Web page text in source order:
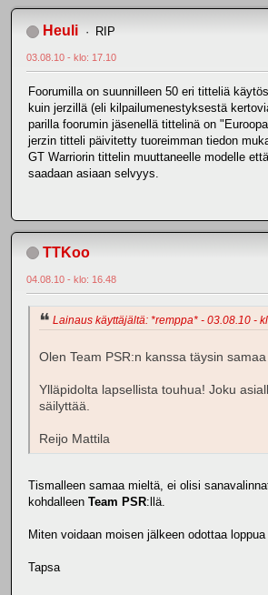
Heuli RIP
03.08.10 - klo: 17.10
Foorumilla on suunnilleen 50 eri titteliä
kuin jerzillä (eli kilpailumenestyksestä
parilla foorumin jäsenellä tittelinä on
jerzin titteli päivitetty tuoreimman tiedon
GT Warriorin tittelin muuttaneelle modelle
saadaan asiaan selvyys.
TTKoo
04.08.10 - klo: 16.48
Lainaus käyttäjältä: *remppa* - 03.08.10 -
Olen Team PSR:n kanssa täysin samaa
Ylläpidolta lapsellista touhua! Joku
säilyttää.
Reijo Mattila
Tismalleen samaa mieltä, ei olisi
kohdalleen Team PSR:llä.
Miten voidaan moisen jälkeen odottaa loppua
Tapsa